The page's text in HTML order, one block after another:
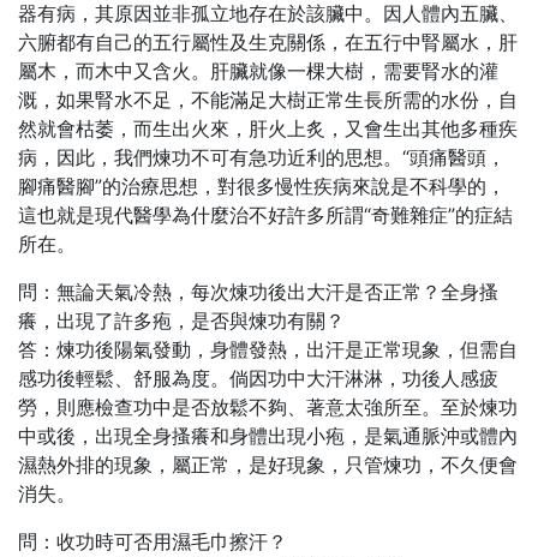
器有病，其原因並非孤立地存在於該臟中。因人體內五臟、
六腑都有自己的五行屬性及生克關係，在五行中腎屬水，肝
屬木，而木中又含火。肝臟就像一棵大樹，需要腎水的灌
溉，如果腎水不足，不能滿足大樹正常生長所需的水份，自
然就會枯萎，而生出火來，肝火上炙，又會生出其他多種疾
病，因此，我們煉功不可有急功近利的思想。“頭痛醫頭，
腳痛醫腳”的治療思想，對很多慢性疾病來說是不科學的，
這也就是現代醫學為什麼治不好許多所謂“奇難雜症”的症結
所在。
問：無論天氣冷熱，每次煉功後出大汗是否正常？全身搔
癢，出現了許多疱，是否與煉功有關？
答：煉功後陽氣發動，身體發熱，出汗是正常現象，但需自
感功後輕鬆、舒服為度。倘因功中大汗淋淋，功後人感疲
勞，則應檢查功中是否放鬆不夠、著意太強所至。至於煉功
中或後，出現全身搔癢和身體出現小疱，是氣通脈沖或體內
濕熱外排的現象，屬正常，是好現象，只管煉功，不久便會
消失。
問：收功時可否用濕毛巾擦汗？